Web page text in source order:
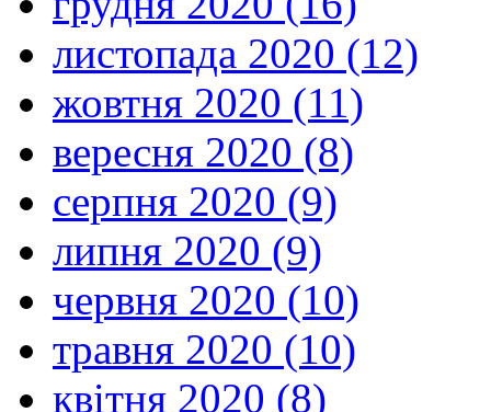
листопада 2020 (12)
жовтня 2020 (11)
вересня 2020 (8)
серпня 2020 (9)
липня 2020 (9)
червня 2020 (10)
травня 2020 (10)
квітня 2020 (8)